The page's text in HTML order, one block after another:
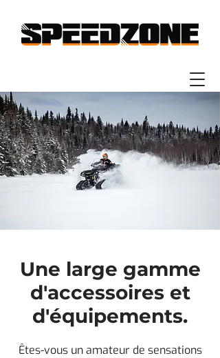
Une large gamme
d'accessoires et
d'équipements.
Êtes-vous un amateur de sensations